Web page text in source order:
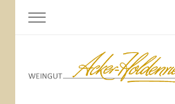
Weingut Acker-Holdenried
Bodenheim RHEINHESSEN